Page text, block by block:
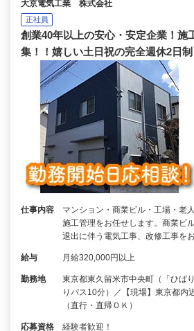
大京電気工業 株式会社
正社員
創業40年以上の安心・安定企業！施
集！！嬉しい土日祝の完全週休2日制
仕事内容
マンション・商業ビル・工場・老
施工管理をお任せします。商業ビ
退出に伴う電気工事、改修工事を
給与 月給320,000円以上
勤務地
東京都東久留米市中央町（「ひば
りバス10分）／【現場】東京都内
（直行・直帰ＯＫ）
応募資格 経験者歓迎！